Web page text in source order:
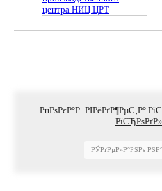
РџРѕРєР°Р· РІРёРґР¶РµС‚Р°
РЎРґРµР»Р°РЅРѕ РЅР°